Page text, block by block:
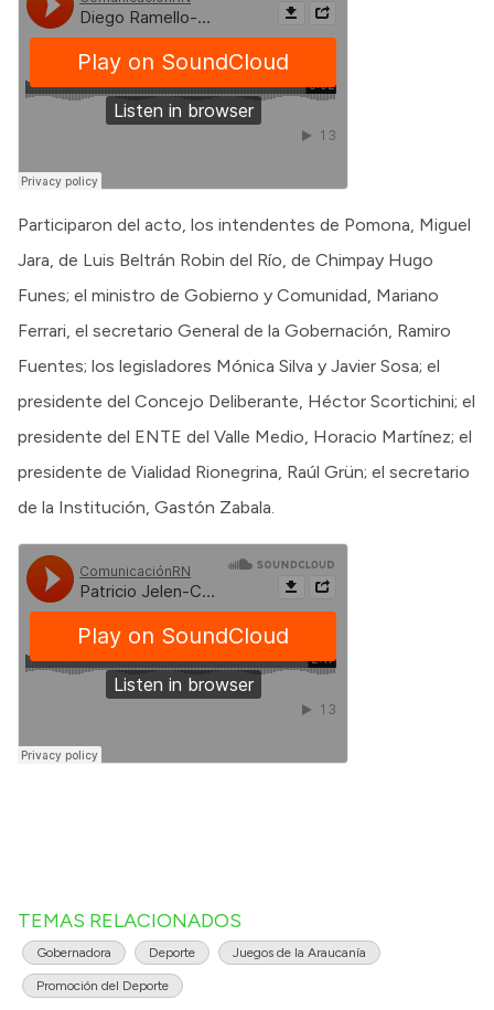
Participaron del acto, los intendentes de Pomona, Miguel
Jara, de Luis Beltrán Robin del Río, de Chimpay Hugo
Funes; el ministro de Gobierno y Comunidad, Mariano
Ferrari, el secretario General de la Gobernación, Ramiro
Fuentes; los legisladores Mónica Silva y Javier Sosa; el
presidente del Concejo Deliberante, Héctor Scortichini; el
presidente del ENTE del Valle Medio, Horacio Martínez; el
presidente de Vialidad Rionegrina, Raúl Grün; el secretario
de la Institución, Gastón Zabala.
TEMAS RELACIONADOS
Gobernadora Deporte Juegos de la Araucanía
Promoción del Deporte